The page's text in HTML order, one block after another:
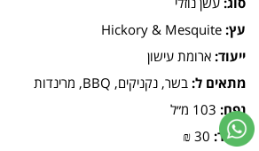
עץ:
ייעוד: ארומת עישון
מתאים ל: בשר, נקניקים, BBQ, מרינדות
נפח:
מחיר: